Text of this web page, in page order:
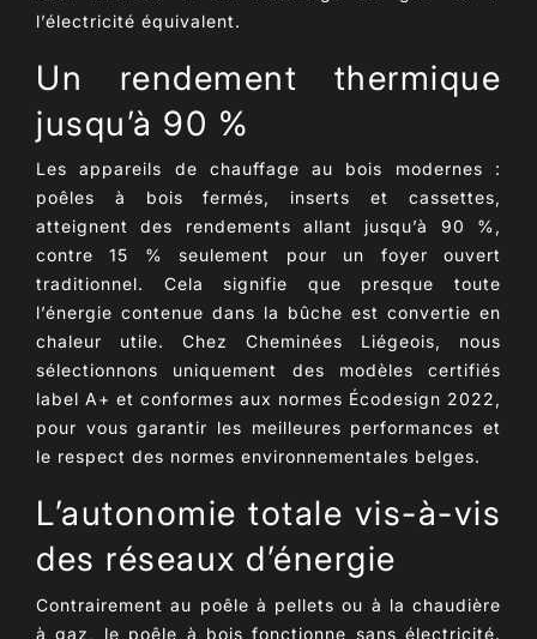
l’électricité équivalent.
Un rendement thermique
jusqu’à 90 %
Les appareils de chauffage au bois modernes :
poêles à bois fermés, inserts et cassettes,
atteignent des rendements allant jusqu’à 90 % ,
contre 15 % seulement pour un foyer ouvert
traditionnel. Cela signifie que presque toute
l’énergie contenue dans la bûche est convertie en
chaleur utile. Chez Cheminées Liégeois, nous
sélectionnons uniquement des modèles certifiés
label A+ et conformes aux normes Écodesign 2022 ,
pour vous garantir les meilleures performances et
le respect des normes environnementales belges.
L’autonomie totale vis-à-vis
des réseaux d’énergie
Contrairement au poêle à pellets ou à la chaudière
à gaz, le poêle à bois fonctionne sans électricité.